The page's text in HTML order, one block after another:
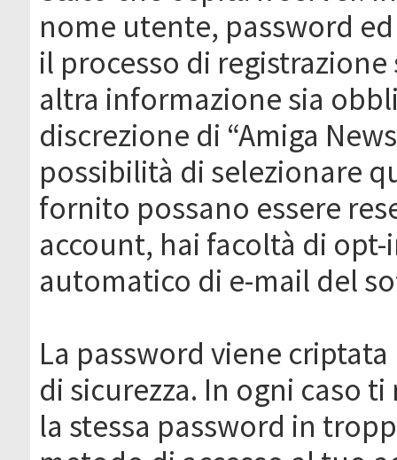
nome utente, password
il processo di registrazione
altra informazione sia
discrezione di “Amiga
possibilità di selezionare
fornito possano essere
account, hai facoltà di
automatico di e-mail del
La password viene
di sicurezza. In ogni caso
la stessa password in